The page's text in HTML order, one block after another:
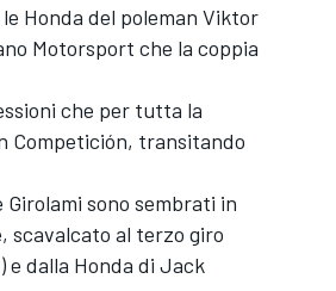
Honda del poleman Viktor
Motorsport che la coppia
che per tutta la
Competición, transitando
sono sembrati in
scavalcato al terzo giro
e dalla Honda di Jack